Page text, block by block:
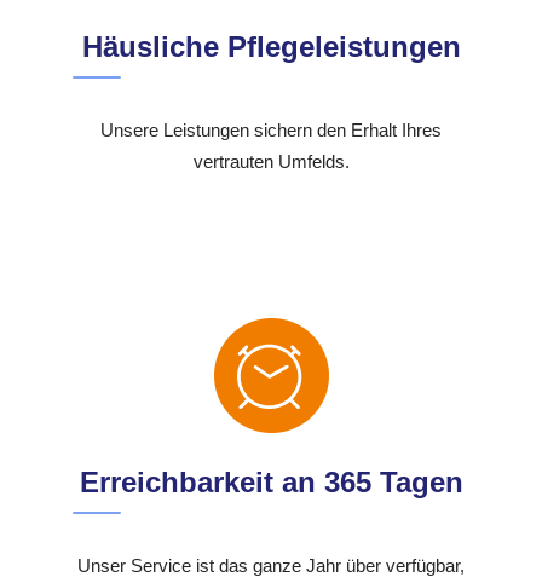
Häusliche Pflegeleistungen
Unsere Leistungen sichern den Erhalt Ihres
vertrauten Umfelds.
Erreichbarkeit an 365 Tagen
Unser Service ist das ganze Jahr über verfügbar,